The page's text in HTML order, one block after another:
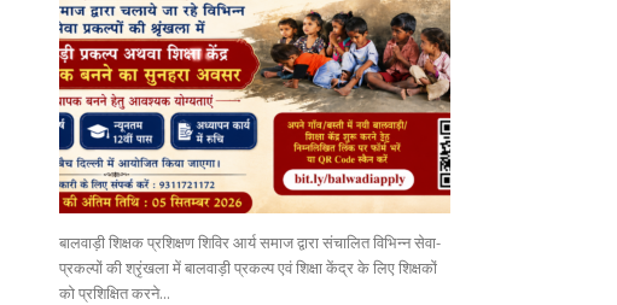
बालवाड़ी शिक्षक प्रशिक्षण शिविर आर्य समाज द्वारा संचालित विभिन्न सेवा-
प्रकल्पों की श्रृंखला में बालवाड़ी प्रकल्प एवं शिक्षा केंद्र के लिए शिक्षकों
को प्रशिक्षित करने...